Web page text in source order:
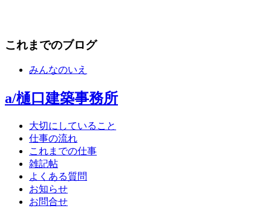
これまでのブログ
みんなのいえ
a/樋口建築事務所
大切にしていること
仕事の流れ
これまでの仕事
雑記帖
よくある質問
お知らせ
お問合せ